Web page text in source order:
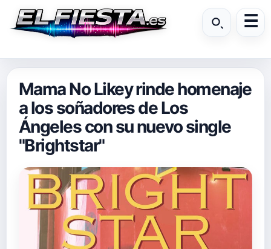
Mama No Likey rinde homenaje
a los soñadores de Los
Ángeles con su nuevo single
"Brightstar"